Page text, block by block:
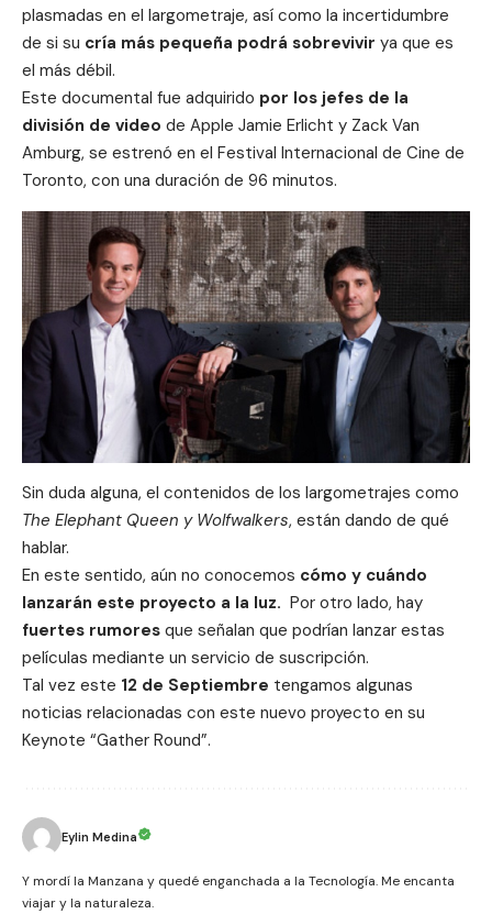
plasmadas en el largometraje, así como la incertidumbre
de si su cría más pequeña podrá sobrevivir ya que es
el más débil.
Este documental fue adquirido por los jefes de la
división de video de Apple Jamie Erlicht y Zack Van
Amburg, se estrenó en el Festival Internacional de Cine de
Toronto, con una duración de 96 minutos.
Sin duda alguna, el contenidos de los largometrajes como
The Elephant Queen y Wolfwalkers, están dando de qué
hablar.
En este sentido, aún no conocemos cómo y cuándo
lanzarán este proyecto a la luz. Por otro lado, hay
fuertes rumores que señalan que podrían lanzar estas
películas mediante un servicio de suscripción.
Tal vez este 12 de Septiembre tengamos algunas
noticias relacionadas con este nuevo proyecto en su
Keynote “Gather Round”.
Eylin Medina
Y mordí la Manzana y quedé enganchada a la Tecnología. Me encanta
viajar y la naturaleza.